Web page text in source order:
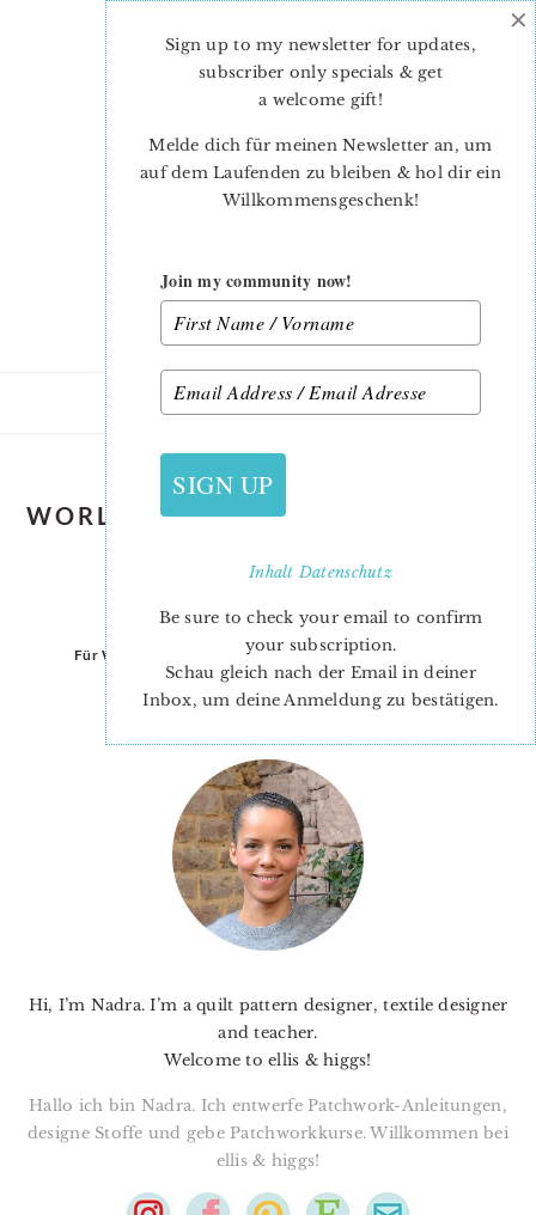
WORLD MAP
Für Weltenbummler
PRIMARY
Hi, I’m Nadra. I’m a quilt pattern designer, textile designer
and teacher.
Welcome to ellis & higgs!
Hallo ich bin Nadra. Ich entwerfe Patchwork-Anleitungen,
designe Stoffe und gebe Patchworkkurse. Willkommen bei
ellis & higgs!
Sign up to my newsletter for updates,
subscriber only specials & get
a welcome gift!
Melde dich für meinen Newsletter an, um
auf dem Laufenden zu bleiben & hol dir ein
Willkommensgeschenk!
Join my community now!
SIGN UP
InhaltDatenschutz
Be sure to check your email to confirm
your subscription.
Schau gleich nach der Email in deiner
Inbox, um deine Anmeldung zu bestätigen.
×